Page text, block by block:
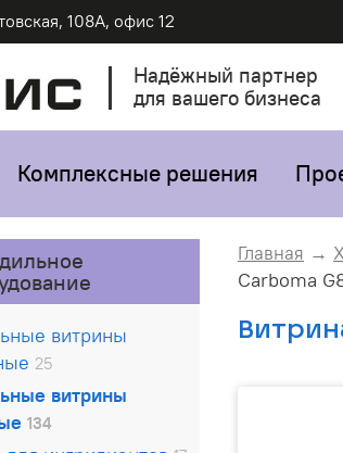
108А, офис 12
Надёжный партнер
для вашего бизнеса
Комплексные решения
витрины
25
витрины
134
Главная
Carboma